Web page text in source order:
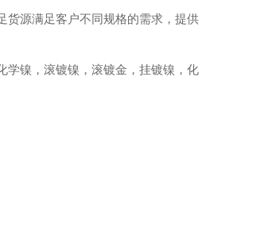
货源满足客户不同规格的需求，提供
学镍，滚镀镍，滚镀金，挂镀镍，化